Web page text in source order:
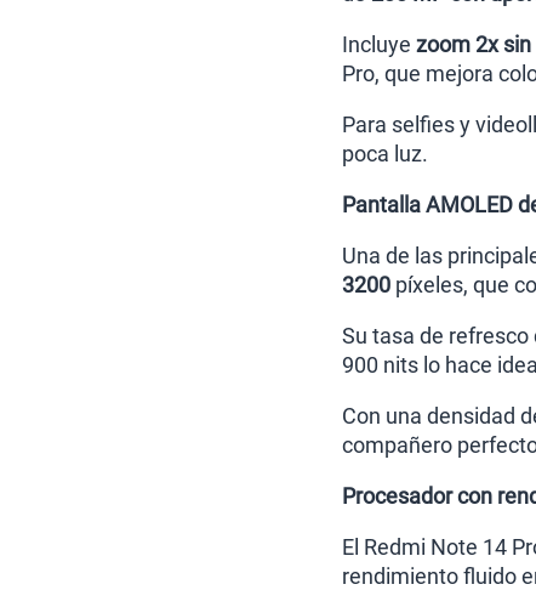
Incluye zoom 2x
Pro, que mejora
Para selfies y
poca luz.
Pantalla AMOLED
Una de las
3200 píxeles, que
Su tasa de refresco
900 nits lo hace
Con una densidad
compañero
Procesador con
El Redmi Note 14
rendimiento fluido